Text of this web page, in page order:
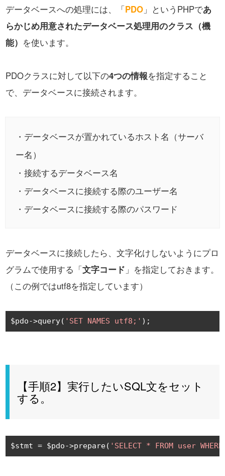
データベースへの処理には、「PDO 」というPHPであ
らかじめ用意されたデータベース処理用のクラス（機
能） を使います。
PDOクラスに対して以下の4つの情報を指定すること
で、データベースに接続されます。
・データベースが置かれているホスト名（サーバ
ー名）
・接続するデータベース名
・データベースに接続する際のユーザー名
・データベースに接続する際のパスワード
データベースに接続したら、文字化けしないようにプロ
グラムで使用する「文字コード 」を指定しておきます。
（この例ではutf8を指定しています）
$pdo->query( 'SET NAMES utf8;' );
【手順2】実行したいSQL文をセット
する。
$stmt = $pdo->prepare( 'SELECT * FROM user